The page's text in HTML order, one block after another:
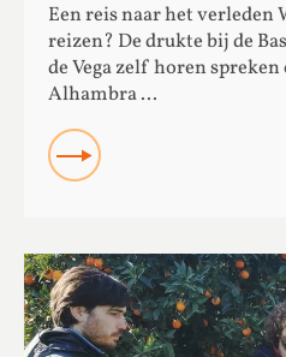
Een reis naar het verleden
reizen? De drukte bij de
de Vega zelf horen
Alhambra ...
READ